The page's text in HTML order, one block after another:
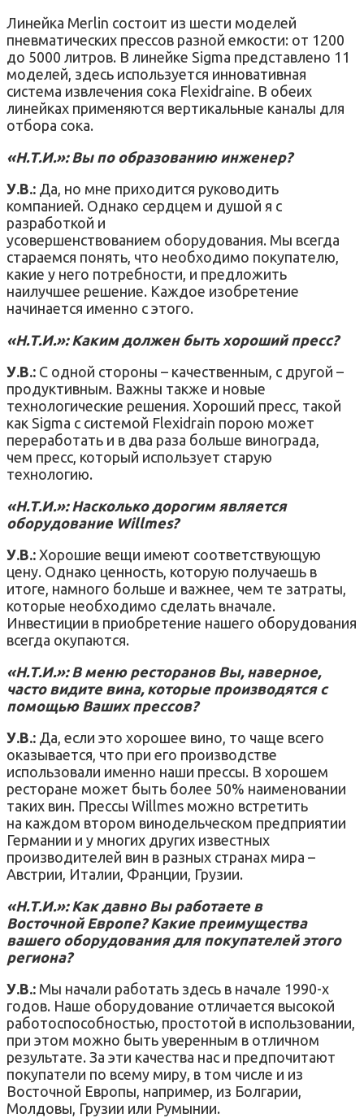
Линейка Merlin состоит из шести моделей
пневматических прессов разной емкости: от 1200
до 5000 литров. В линейке Sigma представлено 11
моделей, здесь используется инновативная
система извлечения сока Flexidraine. В обеих
линейках применяются вертикальные каналы для
отбора сока.
«Н.Т.И.»: Вы по образованию инженер?
У.В.: Да, но мне приходится руководить
компанией. Однако сердцем и душой я с
разработкой и
усовершенствованием оборудования. Мы всегда
стараемся понять, что необходимо покупателю,
какие у него потребности, и предложить
наилучшее решение. Каждое изобретение
начинается именно с этого.
«Н.Т.И.»: Каким должен быть хороший пресс?
У.В.: С одной стороны – качественным, с другой –
продуктивным. Важны также и новые
технологические решения. Хороший пресс, такой
как Sigma с системой Flexidrain порою может
переработать и в два раза больше винограда,
чем пресс, который использует старую
технологию.
«Н.Т.И.»: Насколько дорогим является
оборудование Willmes?
У.В.: Хорошие вещи имеют соответствующую
цену. Однако ценность, которую получаешь в
итоге, намного больше и важнее, чем те затраты,
которые необходимо сделать вначале.
Инвестиции в приобретение нашего оборудования
всегда окупаются.
«Н.Т.И.»: В меню ресторанов Вы, наверное,
часто видите вина, которые производятся с
помощью Ваших прессов?
У.В.: Да, если это хорошее вино, то чаще всего
оказывается, что при его производстве
использовали именно наши прессы. В хорошем
ресторане может быть более 50% наименовании
таких вин. Прессы Willmes можно встретить
на каждом втором винодельческом предприятии
Германии и у многих других известных
производителей вин в разных странах мира –
Австрии, Италии, Франции, Грузии.
«Н.Т.И.»: Как давно Вы работаете в
Восточной Европе? Какие преимущества
вашего оборудования для покупателей этого
региона?
У.В.: Мы начали работать здесь в начале 1990-х
годов. Наше оборудование отличается высокой
работоспособностью, простотой в использовании,
при этом можно быть уверенным в отличном
результате. За эти качества нас и предпочитают
покупатели по всему миру, в том числе и из
Восточной Европы, например, из Болгарии,
Молдовы, Грузии или Румынии.